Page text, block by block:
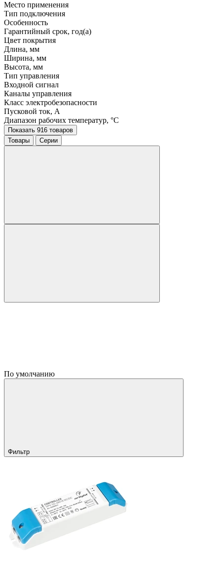
Место применения
Тип подключения
Особенность
Гарантийный срок, год(а)
Цвет покрытия
Длина, мм
Ширина, мм
Высота, мм
Тип управления
Входной сигнал
Каналы управления
Класс электробезопасности
Пусковой ток, A
Диапазон рабочих температур, °C
Показать 916 товаров
Товары
Серии
По умолчанию
Фильтр